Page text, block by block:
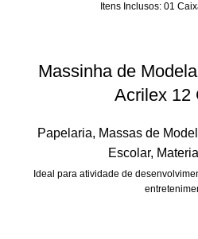
Itens Inclusos: 01
Massinha de
Acrilex 12
Papelaria, Massas de
Escolar,
Ideal para atividade de